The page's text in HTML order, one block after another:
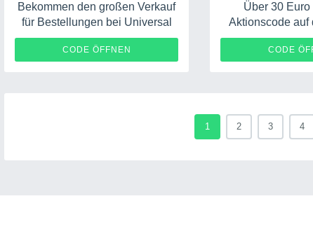
Bekommen den großen Verkauf
für Bestellungen bei Universal
CODE ÖFFNEN
Über 30 Euro
Aktionscode auf
CODE
1 2 3 4